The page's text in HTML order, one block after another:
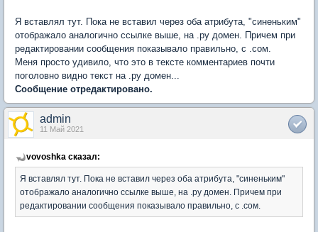
Я вставлял тут. Пока не вставил через оба атрибута, "синеньким"
отображало аналогично ссылке выше, на .ру домен. Причем при
редактировании сообщения показывало правильно, с .сом.
Меня просто удивило, что это в тексте комментариев почти
поголовно видно текст на .ру домен...
Сообщение отредактировано.
admin
11 Май 2021
vovoshka сказал:
Я вставлял тут. Пока не вставил через оба атрибута, "синеньким"
отображало аналогично ссылке выше, на .ру домен. Причем при
редактировании сообщения показывало правильно, с .сом.